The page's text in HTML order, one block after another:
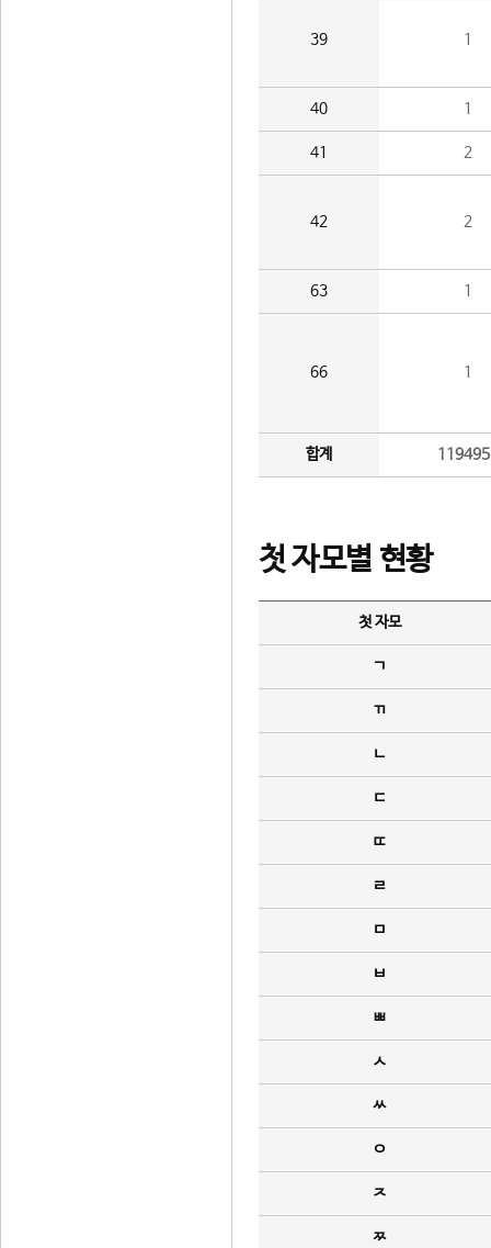
39 1
40 1
41 2
42 2
63 1
66 1
합계
첫 자모별 현황
첫 자모
ㄱ
ㄲ
ㄴ
ㄷ
ㄸ
ㄹ
ㅁ
ㅂ
ㅃ
ㅅ
ㅆ
ㅇ
ㅈ
ㅉ